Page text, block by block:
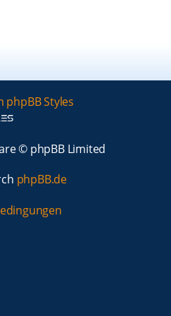
phpBB Styles
© phpBB Limited
phpBB.de